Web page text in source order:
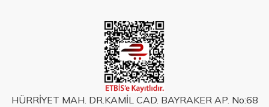
HÜRRİYET MAH. DR.KAMİL CAD. BAYRAKER AP. No:68